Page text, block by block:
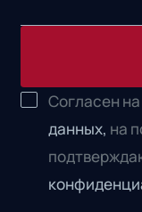
Согласен
данных, на